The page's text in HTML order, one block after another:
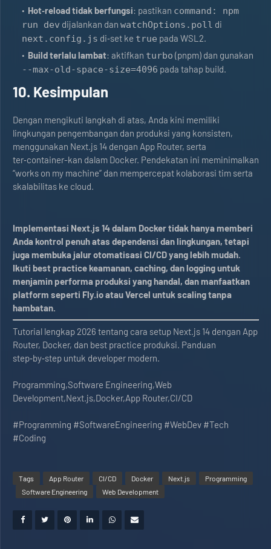
Hot‑reload tidak berfungsi: pastikan command: npm
run dev dijalankan dan watchOptions.poll di
next.config.js di‑set ke true pada WSL2.
Build terlalu lambat: aktifkan turbo (pnpm) dan gunakan
--max-old-space-size=4096 pada tahap build.
10. Kesimpulan
Dengan mengikuti langkah di atas, Anda kini memiliki
lingkungan pengembangan dan produksi yang konsisten,
menggunakan Next.js 14 dengan App Router, serta
ter‑container-kan dalam Docker. Pendekatan ini meminimalkan
“works on my machine” dan mempercepat kolaborasi tim serta
skalabilitas ke cloud.
Implementasi Next.js 14 dalam Docker tidak hanya memberi
Anda kontrol penuh atas dependensi dan lingkungan, tetapi
juga membuka jalur otomatisasi CI/CD yang lebih mudah.
Ikuti best practice keamanan, caching, dan logging untuk
menjamin performa produksi yang handal, dan manfaatkan
platform seperti Fly.io atau Vercel untuk scaling tanpa
hambatan.
Tutorial lengkap 2026 tentang cara setup Next.js 14 dengan App
Router, Docker, dan best practice produksi. Panduan
step‑by‑step untuk developer modern.
Programming,Software Engineering,Web
Development,Next.js,Docker,App Router,CI/CD
#Programming #SoftwareEngineering #WebDev #Tech
#Coding
Tags App Router CI/CD Docker Next.js
Programming
Software Engineering
Web Development